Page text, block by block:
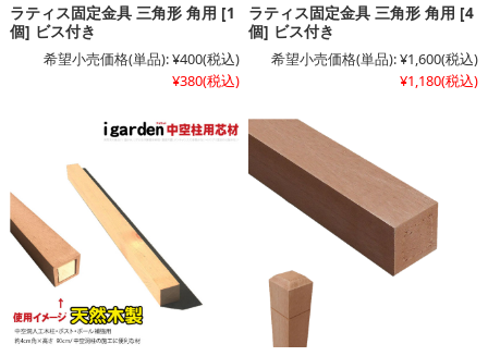
ラティス固定金具 三角形 角用 [1
個] ビス付き
希望小売価格(単品):¥400(税込)
¥380(税込)
ラティス固定金具 三角形 角用 [4
個] ビス付き
希望小売価格(単品):¥1,600(税込)
¥1,180(税込)